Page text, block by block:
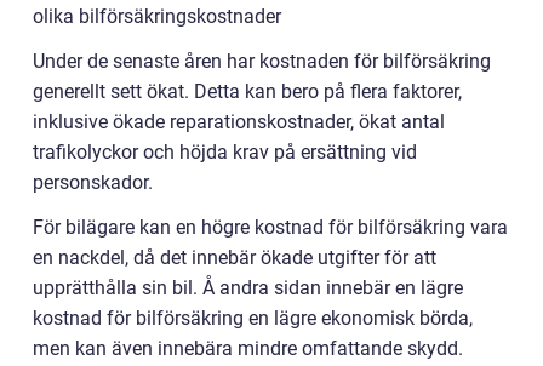
olika bilförsäkringskostnader
Under de senaste åren har kostnaden för bilförsäkring
generellt sett ökat. Detta kan bero på flera faktorer,
inklusive ökade reparationskostnader, ökat antal
trafikolyckor och höjda krav på ersättning vid
personskador.
För bilägare kan en högre kostnad för bilförsäkring vara
en nackdel, då det innebär ökade utgifter för att
upprätthålla sin bil. Å andra sidan innebär en lägre
kostnad för bilförsäkring en lägre ekonomisk börda,
men kan även innebära mindre omfattande skydd.